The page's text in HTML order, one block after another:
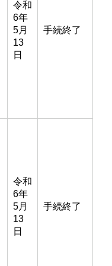
令和
6年
5月
13
日
手続終了
令和
6年
5月
13
日
手続終了